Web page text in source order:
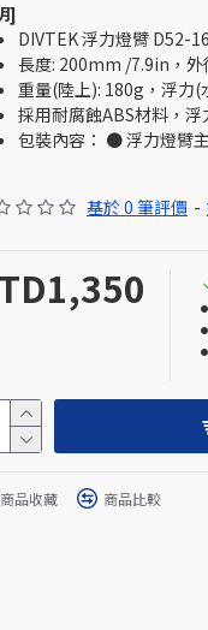
]
DIVTEK 浮力燈臂 D52-
長度: 200mm /7.9in，外
重量(陸上): 180g，浮力
採用耐腐蝕ABS材料，浮
包裝內容： ● 浮力燈臂
基於 0 筆評價 -
商品收藏 商品比較